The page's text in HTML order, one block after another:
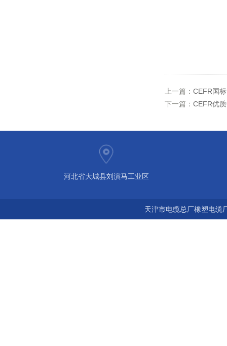
上一篇： CEFR国
下一篇： CEFR优
河北省大城县刘演马工业区
天津市电缆总厂橡塑电